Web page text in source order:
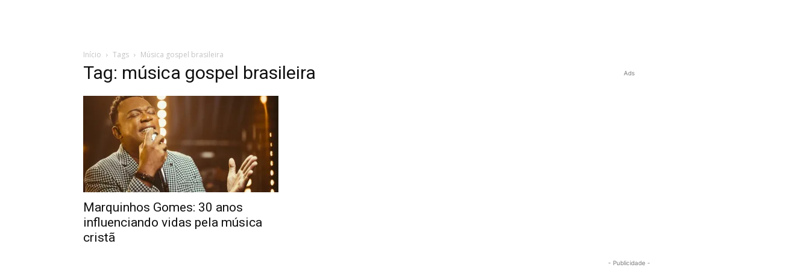
Início Tags Música gospel brasileira
Tag: música gospel brasileira
Marquinhos Gomes: 30 anos
influenciando vidas pela música
cristã
Ads
- Publicidade -